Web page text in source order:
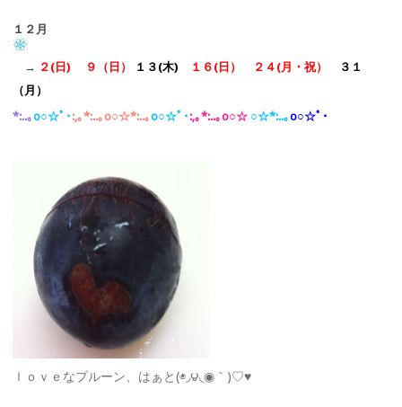
１２月
→ ２(日) ９（日） １３(木) １６(日） ２４(月・祝）
３１
（月）
*:..｡o○☆ﾟ･ :,｡*:..｡o○☆*:..｡o○☆ﾟ･ :,｡*:..｡o○☆ ○☆*:..｡o○☆ﾟ･
ｌｏｖｅなプルーン、はぁと(◉◞౪◟◉｀)♡♥